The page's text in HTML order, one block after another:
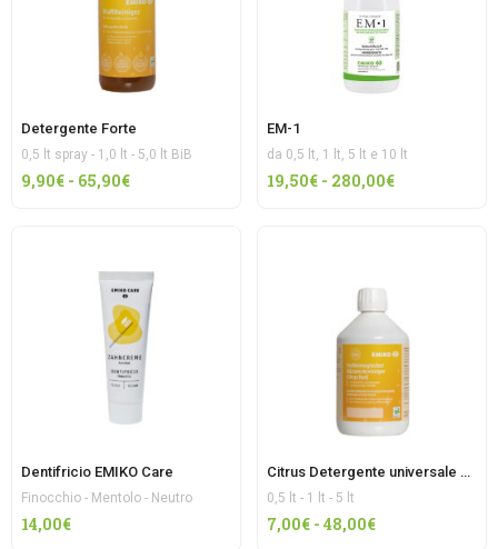
Detergente Forte
0,5 lt spray - 1,0 lt - 5,0 lt BiB
9,90€ - 65,90€Fascia
9,90€
a
65,90€
EM-1
da 0,5 lt, 1 lt, 5 lt e 10 lt
19,50€ - 280,00€Fascia
280,00€
Dentifricio EMIKO Care
Finocchio - Mentolo - Neutro
14,00€
Citrus Detergente universale
0,5 lt - 1 lt - 5 lt
7,00€ - 48,00€Fascia